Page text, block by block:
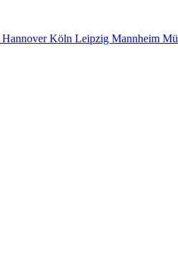
HannoverKöln Leipzig Mannheim